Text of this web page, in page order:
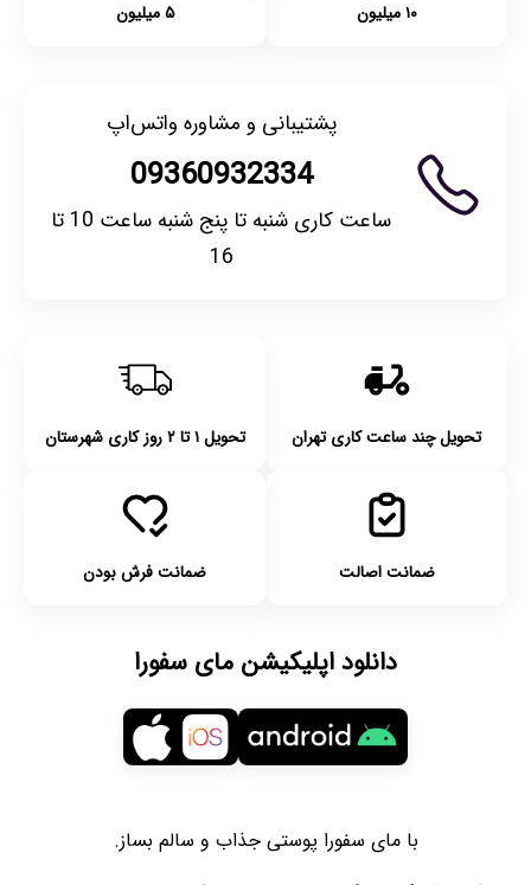
۱۰ میلیون
۵ میلیون
پشتیبانی و مشاوره واتس‌اپ
09360932334
ساعت کاری شنبه تا پنج شنبه ساعت 10 تا
16
تحویل چند ساعت کاری تهران تحویل ۱ تا ۲ روز کاری شهرستان
ضمانت اصالت ضمانت فرش بودن
دانلود اپلیکیشن مای سفورا
با مای سفورا پوستی جذاب و سالم بساز.